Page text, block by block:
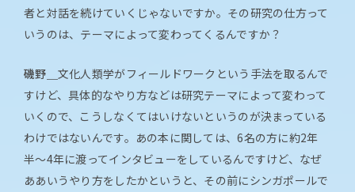
者と対話を続けていくじゃないですか。その研究の仕方って
いうのは、テーマによって変わってくるんですか？
磯野＿ 文化人類学がフィールドワークという手法を取るんで
すけど、具体的なやり方などは研究テーマによって変わって
いくので、こうしなくてはいけないというのが決まっている
わけではないんです。あの本に関しては、6名の方に約2年
半〜4年に渡ってインタビューをしているんですけど、なぜ
ああいうやり方をしたかというと、その前にシンガポールで